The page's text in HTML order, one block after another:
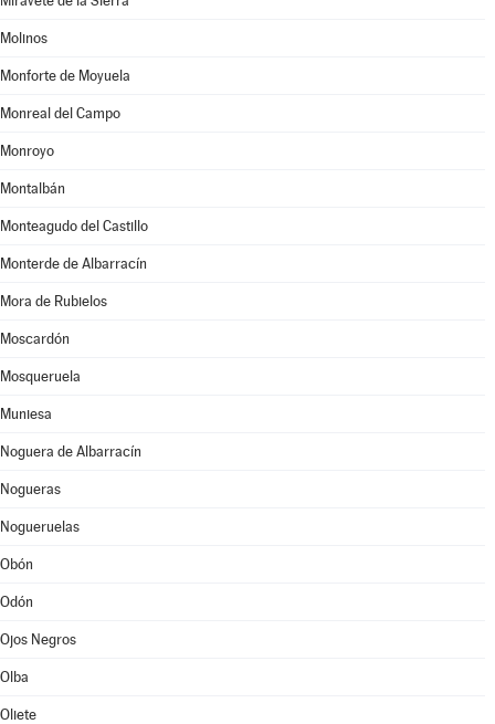
Molinos
Monforte de Moyuela
Monreal del Campo
Monroyo
Montalbán
Monteagudo del Castillo
Monterde de Albarracín
Mora de Rubielos
Moscardón
Mosqueruela
Muniesa
Noguera de Albarracín
Nogueras
Nogueruelas
Obón
Odón
Ojos Negros
Olba
Oliete